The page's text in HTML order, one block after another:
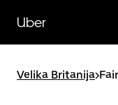
glavni
sadržaj
Uber
Velika Britanija>